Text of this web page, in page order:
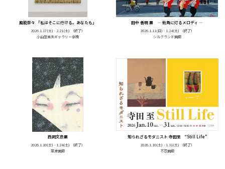
風能奈々 「私はそこに行ける。あなたも」
2026.1.17(土) - 2.21(土)
（終了）
小山登美夫ギャラリー京橋
田中 善明 展 ― 街角に灯るメロディ ―
2026.1.11(日) - 1.24(土) （終了）
シルクランド画廊
西岡文彦展
2026.1.10(土) - 1.24(土)
（終了）
翠波画廊
知られざるモダニスト 寺田至 “Still Life”
2026.1.10(土) - 1.31(土) （終了）
不忍画廊